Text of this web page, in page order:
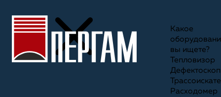
Какое
вы ищете?
Тепловизор
Дефектоскоп
Расходомер